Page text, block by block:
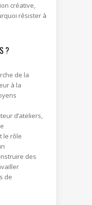
créative,
résister à
?
de la
à la
d’ateliers,
le rôle
des
de